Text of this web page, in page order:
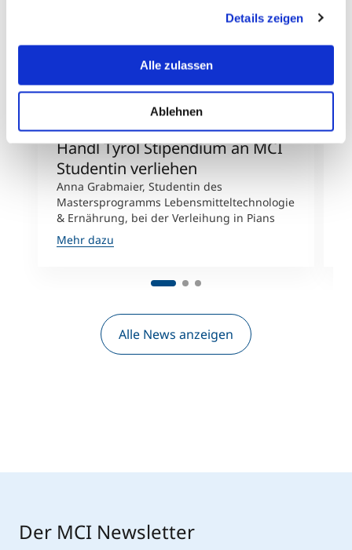
erklären Ihnen genau, was eine Datenübermittlung in die
USA bedeuten kann.
Details zeigen
Alle zulassen
Ablehnen
© Firma Handl Tyrol
Handl Tyrol Stipendium an MCI
Studentin verliehen
Anna Grabmaier, Studentin des
Mastersprogramms Lebensmitteltechnologie
& Ernährung, bei der Verleihung in Pians
Mehr dazu
Alle News anzeigen
Der MCI Newsletter